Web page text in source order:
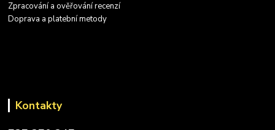
Zpracování a ověřování recenzí
Doprava a platební metody
Kontakty